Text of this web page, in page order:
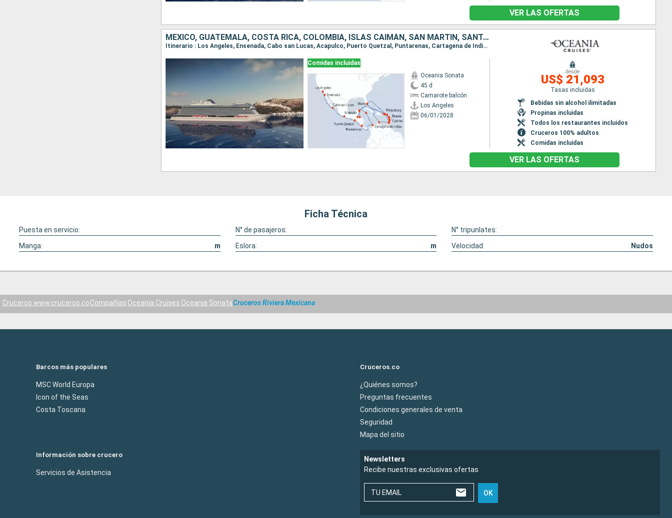
VER LAS OFERTAS
MÉXICO, GUATEMALA, COSTA RICA, COLOMBIA, ISLAS CAIMÁN, SAN MARTÍN, SANTA LUCIA, GRENADA, ARUBA, PUERTO RICO, SAN VINCENT Y LAS GRANADINAS, HONDURAS, BELICE, ESTADOS UNIDOS
Itinerario : Los Angeles, Ensenada, Cabo san Lucas, Acapulco, Puerto Quetzal, Puntarenas, Cartagena de Indias, Gran Caiman, Miami, Philipsburg, Fort-de-France, Castries, Grenada, Aruba, Miami, San Juan, Charlotte Amalie, Basse-Terre (Guadalupe), Pointe a pitre (Guadalupe), Bequia, Miami, Cozumel, Roatan, Belize (harvest caye), Costa Maya, Miami
Comidas incluidas
Oceania Sonata
45 d
Camarote balcón
Los Angeles
06/01/2028
desde
US$ 21,093
Tasas incluidas
Bebidas sin alcohol ilimitadas
Propinas incluidas
Todos los restaurantes incluidos
Cruceros 100% adultos
Comidas incluidas
VER LAS OFERTAS
Ficha Técnica
Puesta en servicio: N° de pasajeros:
N° tripunlates:
Manga:
m Eslora: m Velocidad: Nudos
Cruceros www.cruceros.coCompañías Oceania Cruises Oceania SonataCruceros Riviera Mexicana
Barcos más populares
MSC World Europa
Icon of the Seas
Costa Toscana
Cruceros.co
¿Quiénes somos?
Preguntas frecuentes
Condiciones generales de venta
Seguridad
Mapa del sitio
Información sobre crucero
Servicios de Asistencia
Newsletters
Recibe nuestras exclusivas ofertas
TU EMAIL OK